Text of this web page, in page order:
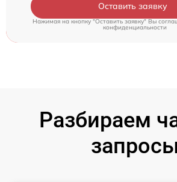
Оставить заявку
Нажимая на кнопку "Оставить заявку" Вы
конфиденциальности
Разбираем
запросы